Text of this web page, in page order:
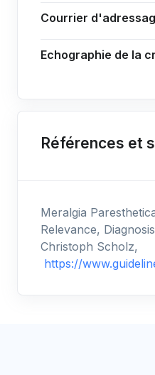
Courrier
Echographie de la
Références et
Meralgia
Relevance,
Christoph Scholz,
https://